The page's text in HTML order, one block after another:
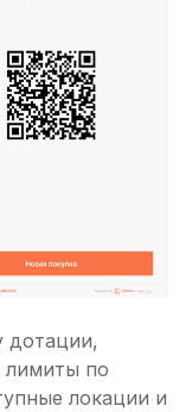
дотации,
лимиты по
локации и